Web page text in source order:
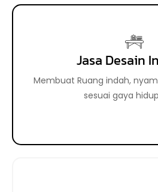
Jasa Desain
Membuat Ruang indah,
sesuai gaya
Jasa Desain
Membuat tampilan luar
sehingga meningkatkan daya